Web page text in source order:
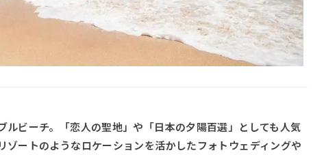
ビーチ。「恋人の聖地」や「日本の夕陽百選」としても人気
ートのようなロケーションを活かしたフォトウェディングや